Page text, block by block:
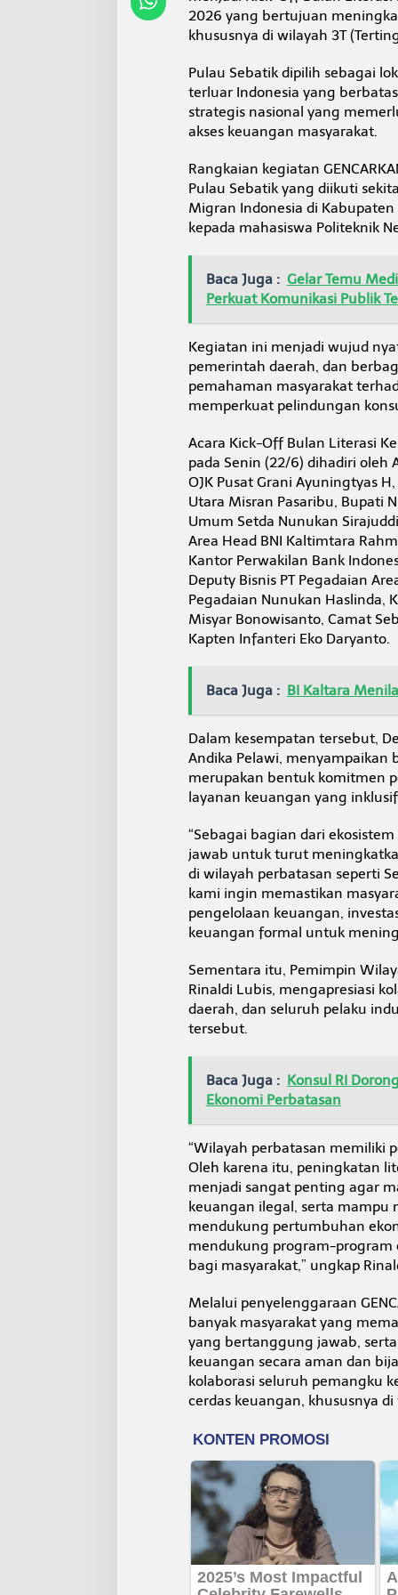
a
t
e
r
a
t
s
a
n
R
I
a
l
y
s
a
2026 yang bertujuan
khususnya di wilayah 3T
Pulau Sebatik dipilih sebagai
terluar Indonesia yang
strategis nasional yang
akses keuangan masyarakat.
Rangkaian kegiatan
Pulau Sebatik yang diikuti
Migran Indonesia di
kepada mahasiswa Politeknik
Baca Juga : Gelar Temu
Perkuat Komunikasi Publik
Kegiatan ini menjadi wujud
pemerintah daerah, dan
pemahaman masyarakat
memperkuat pelindungan
Acara Kick-Off Bulan Literasi
pada Senin (22/6) dihadiri oleh
OJK Pusat Grani Ayuningtyas
Utara Misran Pasaribu, Bupati
Umum Setda Nunukan
Area Head BNI Kaltimtara
Kantor Perwakilan Bank
Deputy Bisnis PT Pegadaian
Pegadaian Nunukan Haslinda,
Misyar Bonowisanto, Camat
Kapten Infanteri Eko Daryanto.
Baca Juga : BI Kaltara
Dalam kesempatan tersebut,
Andika Pelawi, menyampaikan
merupakan bentuk komitmen
layanan keuangan yang
“Sebagai bagian dari
jawab untuk turut
di wilayah perbatasan seperti
kami ingin memastikan
pengelolaan keuangan,
keuangan formal untuk
Sementara itu, Pemimpin
Rinaldi Lubis, mengapresiasi
daerah, dan seluruh pelaku
tersebut.
Baca Juga : Konsul RI
Ekonomi Perbatasan
“Wilayah perbatasan memiliki
Oleh karena itu, peningkatan
menjadi sangat penting agar
keuangan ilegal, serta
mendukung pertumbuhan
mendukung program-program
bagi masyarakat,” ungkap
Melalui penyelenggaraan
banyak masyarakat yang
yang bertanggung jawab,
keuangan secara aman dan
kolaborasi seluruh pemangku
cerdas keuangan, khususnya